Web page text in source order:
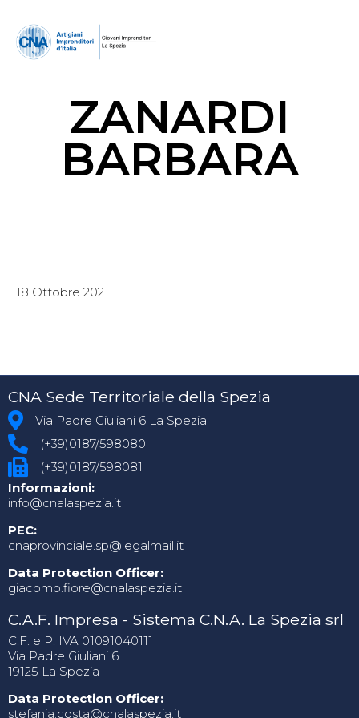
ZANARDI
BARBARA
18 Ottobre 2021
CNA Sede Territoriale della Spezia
Via Padre Giuliani 6 La Spezia
(+39)0187/598080
(+39)0187/598081
Informazioni:
info@cnalaspezia.it
PEC:
cnaprovinciale.sp@legalmail.it
Data Protection Officer:
giacomo.fiore@cnalaspezia.it
C.A.F. Impresa - Sistema C.N.A. La Spezia srl
C.F. e P. IVA 01091040111
Via Padre Giuliani 6
19125 La Spezia
Data Protection Officer:
stefania.costa@cnalaspezia.it